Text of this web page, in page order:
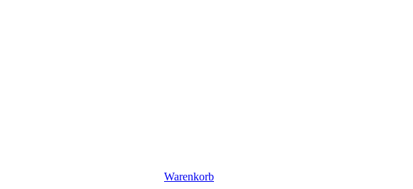
Warenkorb